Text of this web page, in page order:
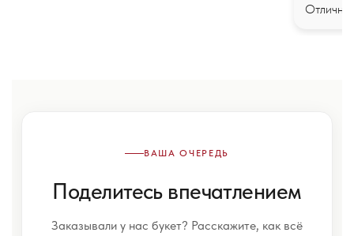
ВАША ОЧЕРЕДЬ
Поделитесь впечатлением
Заказывали у нас букет? Расскажите, как всё